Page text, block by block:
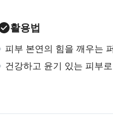
활용법
피부 본연의 힘을 깨우는
건강하고 윤기 있는 피부